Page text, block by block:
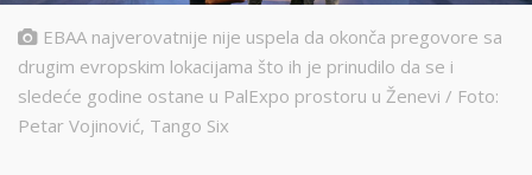
EBAA najverovatnije nije uspela da okonča pregovore sa
drugim evropskim lokacijama što ih je prinudilo da se i
sledeće godine ostane u PalExpo prostoru u Ženevi / Foto:
Petar Vojinović, Tango Six